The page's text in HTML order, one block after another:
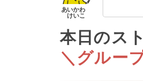
本日のス
＼グルー